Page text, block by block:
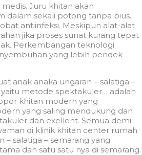
Juru khitan akan
dalam sekali potong tanpa bius.
antiinfeksi. Meskipun alat-alat
jika proses sunat kurang tepat
Perkembangan teknologi
yang lebih pendek
anak anaka ungaran – salatiga –
metode spektakuler… adalah
khitan modern yang
yang saling mendukung dan
dan exellent. Semua demi
di klinik khitan center rumah
salatiga – semarang yang
dan satu satu nya di semarang.